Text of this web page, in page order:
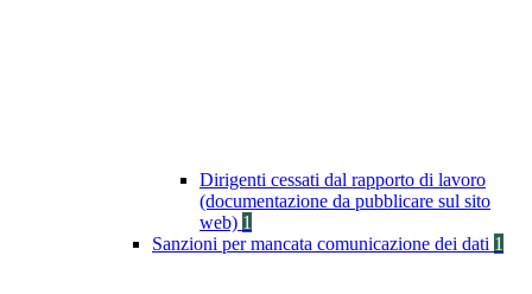
Dirigenti cessati dal rapporto di lavoro
(documentazione da pubblicare sul sito
web) 1
Sanzioni per mancata comunicazione dei dati 1